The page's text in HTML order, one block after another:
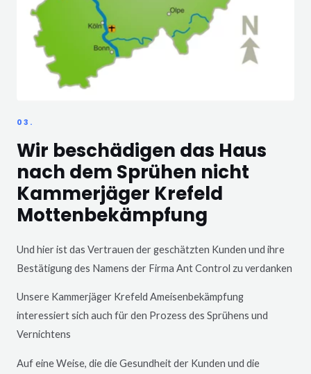
03.
Wir beschädigen das Haus
nach dem Sprühen nicht
Kammerjäger Krefeld
Mottenbekämpfung
Und hier ist das Vertrauen der geschätzten Kunden und ihre
Bestätigung des Namens der Firma Ant Control zu verdanken
Unsere Kammerjäger Krefeld Ameisenbekämpfung
interessiert sich auch für den Prozess des Sprühens und
Vernichtens
Auf eine Weise, die die Gesundheit der Kunden und die